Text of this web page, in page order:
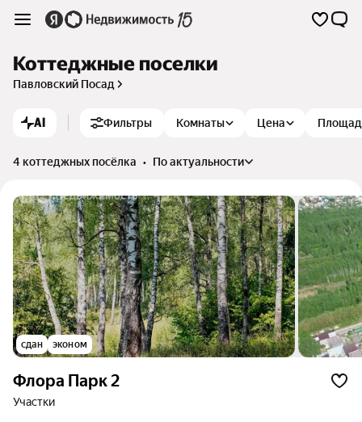
Коттеджные поселки
Павловский Посад
AI Фильтры Комнаты Цена
4 коттеджных посёлка • по актуальности
сдан эконом
Флора Парк 2
участки